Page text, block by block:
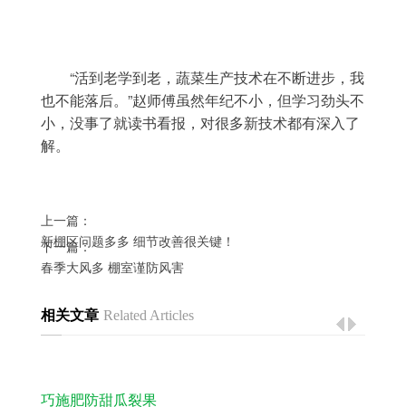
也不能落后。”赵师傅虽然年纪不小，但学习劲头不
小，没事了就读书看报，对很多新技术都有深入了
解。
上一篇：
新棚区问题多多 细节改善很关键！
下一篇：
春季大风多 棚室谨防风害
相关文章 Related Articles
巧施肥防甜瓜裂果